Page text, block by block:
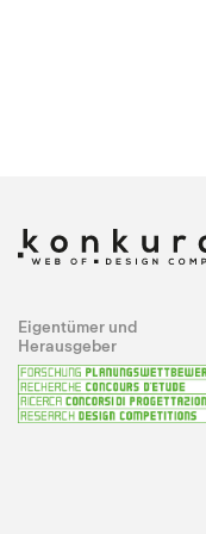
Eigentümer und
Herausgeber